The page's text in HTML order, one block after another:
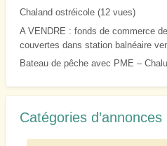
Chaland ostréicole(12 vues)
A VENDRE : fonds de commerce
couvertes dans station balnéaire
Bateau de pêche avec PME –
Catégories d’annonces